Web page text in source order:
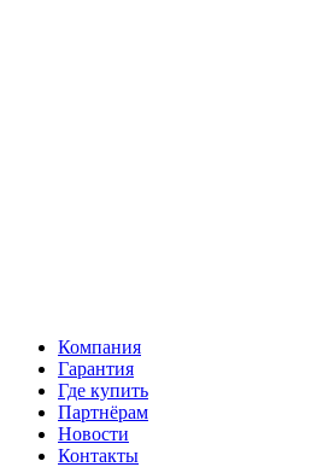
Компания
Гарантия
Где купить
Партнёрам
Новости
Контакты